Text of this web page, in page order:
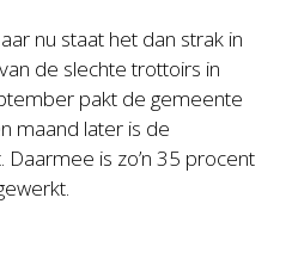
nu staat het dan strak in
de slechte trottoirs in
pakt de gemeente
maand later is de
is zo’n 35 procent